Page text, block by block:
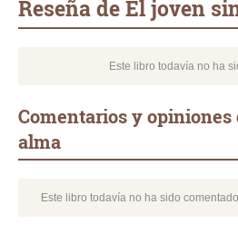
Reseña de El joven
Este libro todavía no ha
Comentarios y opiniones
alma
Este libro todavía no ha sido